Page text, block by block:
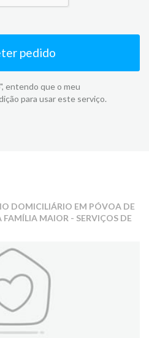
pedido
entendo que o meu
para usar este serviço.
DOMICILIÁRIO EM PÓVOA DE
MAIOR - SERVIÇOS DE